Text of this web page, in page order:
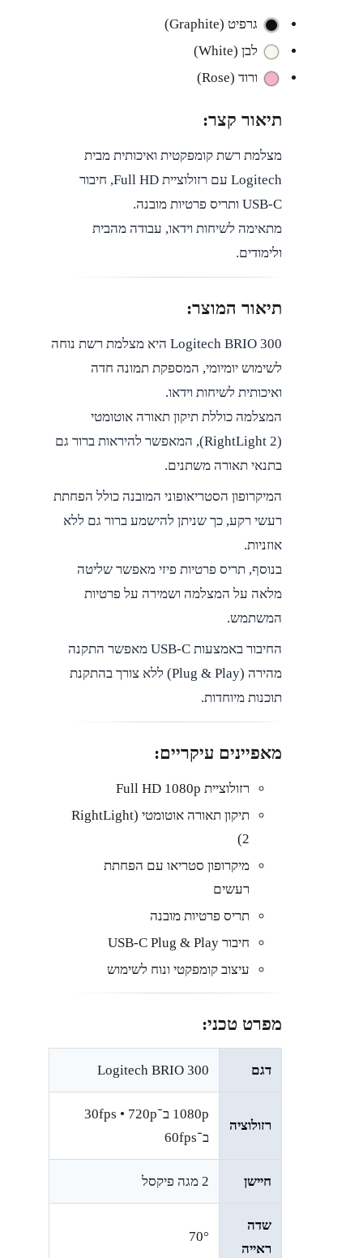
גרפיט (Graphite)
לבן (White)
ורוד (Rose)
תיאור קצר:
מצלמת רשת קומפקטית ואיכותית מבית
Logitech עם רזולוציית Full HD, חיבור
USB-C ותריס פרטיות מובנה.
מתאימה לשיחות וידאו, עבודה מהבית
ולימודים.
תיאור המוצר:
Logitech BRIO 300 היא מצלמת רשת נוחה
לשימוש יומיומי, המספקת תמונה חדה
ואיכותית לשיחות וידאו.
המצלמה כוללת תיקון תאורה אוטומטי
(RightLight 2), המאפשר להיראות ברור גם
בתנאי תאורה משתנים.
המיקרופון הסטריאופוני המובנה כולל הפחתת
רעשי רקע, כך שניתן להישמע ברור גם ללא
אוזניות.
בנוסף, תריס פרטיות פיזי מאפשר שליטה
מלאה על המצלמה ושמירה על פרטיות
המשתמש.
החיבור באמצעות USB-C מאפשר התקנה
מהירה (Plug & Play) ללא צורך בהתקנת
תוכנות מיוחדות.
מאפיינים עיקריים:
רזולוציית Full HD 1080p
תיקון תאורה אוטומטי (RightLight
2)
מיקרופון סטריאו עם הפחתת
רעשים
תריס פרטיות מובנה
חיבור USB-C Plug & Play
עיצוב קומפקטי ונוח לשימוש
מפרט טכני:
דגם Logitech BRIO 300
רזולוציה
1080p ב־30fps • 720p
ב־60fps
חיישן 2 מגה פיקסל
שדה
ראייה
70°